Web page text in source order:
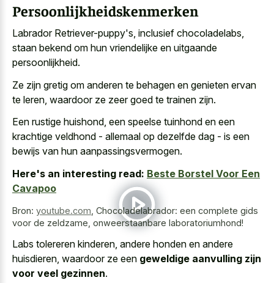
Persoonlijkheidskenmerken
Labrador Retriever-puppy's, inclusief chocoladelabs,
staan bekend om hun vriendelijke en uitgaande
persoonlijkheid.
Ze zijn gretig om anderen te behagen en genieten ervan
te leren, waardoor ze zeer goed te trainen zijn.
Een rustige huishond, een speelse tuinhond en een
krachtige veldhond - allemaal op dezelfde dag - is een
bewijs van hun aanpassingsvermogen.
Here's an interesting read: Beste Borstel Voor Een
Cavapoo
Bron: youtube.com Chocoladelabrador: een complete gids
voor de zeldzame, onweerstaanbare laboratoriumhond!
Labs tolereren kinderen, andere honden en andere
huisdieren, waardoor ze een geweldige aanvulling zijn
voor veel gezinnen.